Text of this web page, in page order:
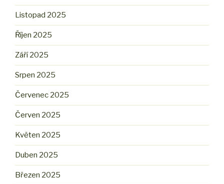
Listopad 2025
Říjen 2025
Září 2025
Srpen 2025
Červenec 2025
Červen 2025
Květen 2025
Duben 2025
Březen 2025